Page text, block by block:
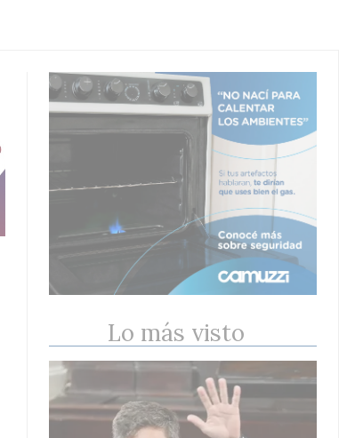
Lo más visto